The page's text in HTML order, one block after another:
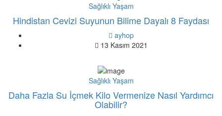
Sağlıklı Yaşam
Hindistan Cevizi Suyunun Bilime Dayalı 8 Faydası
ayhop
13 Kasım 2021
Sağlıklı Yaşam
Daha Fazla Su İçmek Kilo Vermenize Nasıl Yardımcı
Olabilir?